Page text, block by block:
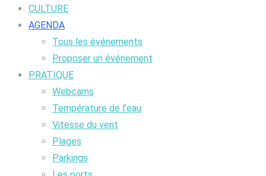
CULTURE
AGENDA
Tous les événements
Proposer un événement
PRATIQUE
Webcams
Température de l’eau
Vitesse du vent
Plages
Parkings